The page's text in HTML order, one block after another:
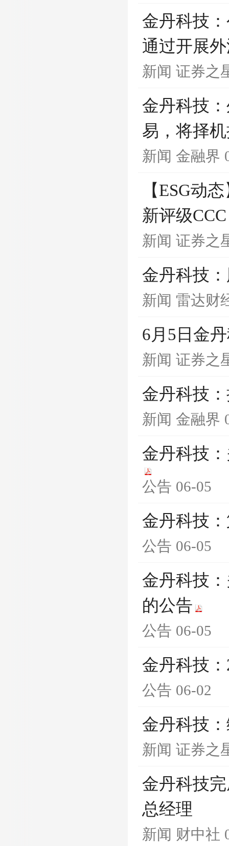
金丹科技
通过开展
新闻 证券之
金丹科技
易，将择
新闻 金融界
【ESG动
新评级
新闻 证券之
金丹科技
新闻 雷达财
6月5日金
新闻 证券之
金丹科技
新闻 金融界
金丹科技
公告 06-05
金丹科技
公告 06-05
金丹科技
的公告
公告 06-05
金丹科技
公告 06-02
金丹科技
新闻 证券之
金丹科技
总经理
新闻 财中社